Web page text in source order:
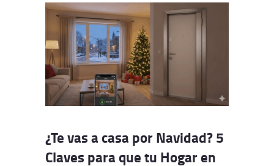
¿Te vas a casa por Navidad? 5
Claves para que tu Hogar en